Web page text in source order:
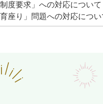
度要求」への対応について
座り」問題への対応につい